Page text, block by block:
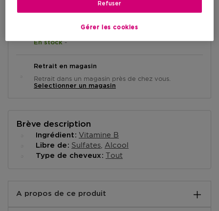
Livraison à domicile
En stock-
Retrait en magasin
Retrait dans un magasin près de chez vous.
Selectionner un magasin
Brève description
Ingrédient Vitamine B
Libre de Sulfates Alcool
Type de cheveux Tout
A propos de ce produit
Gérer les cookies
Refuser